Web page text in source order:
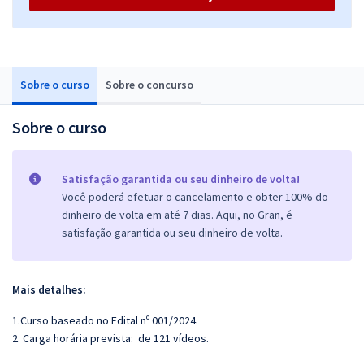
Sobre o curso Sobre o concurso
Sobre o curso
Satisfação garantida ou seu dinheiro de volta!
Você poderá efetuar o cancelamento e obter 100% do
dinheiro de volta em até 7 dias. Aqui, no Gran, é
satisfação garantida ou seu dinheiro de volta.
Mais detalhes:
1.Curso baseado no Edital nº 001/2024.
2. Carga horária prevista: de 121 vídeos.